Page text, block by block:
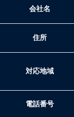
会社名
住所
対応地域
電話番号